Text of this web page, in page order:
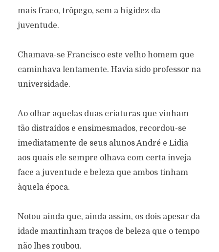
Texto original de
Silvia Cristina Preissler Martinson
3 Minutos en leer
mais fraco, trôpego, sem a higidez da
juventude.
Chamava-se Francisco este velho homem que
caminhava lentamente. Havia sido professor na
universidade.
Ao olhar aquelas duas criaturas que vinham
tão distraídos e ensimesmados, recordou-se
imediatamente de seus alunos André e Lidia
aos quais ele sempre olhava com certa inveja
face a juventude e beleza que ambos tinham
àquela época.
Notou ainda que, ainda assim, os dois apesar da
idade mantinham traços de beleza que o tempo
não lhes roubou.